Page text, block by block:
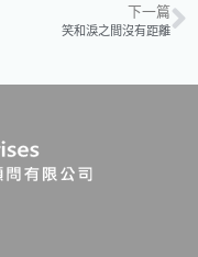
下一篇
笑和淚之間沒有距離